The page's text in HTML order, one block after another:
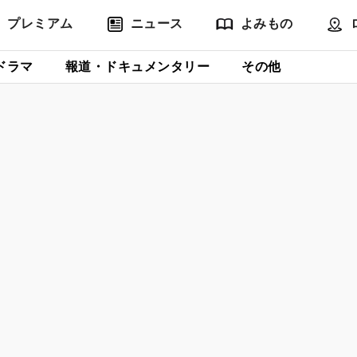
プレミアム ニュース よみもの
ラマ 報道・ドキュメンタリー その他